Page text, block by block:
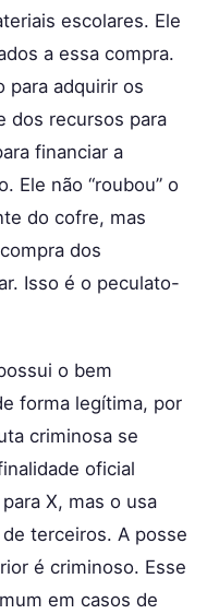
escolares. Ele
a essa compra.
para adquirir os
dos recursos para
financiar a
Ele não “roubou” o
do cofre, mas
dos
Isso é o peculato-
o bem
forma legítima, por
criminosa se
oficial
X, mas o usa
terceiros. A posse
é criminoso. Esse
em casos de